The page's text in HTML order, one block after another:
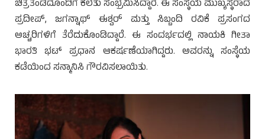
ಚಿತ್ರತಂಡದೊಂದಿಗೆ ಕಲೆತು ಸಂಭ್ರಮಿಸಿದ್ದಾರೆ. ಈ ಸಂಸ್ಥೆಯ ಮುಖ್ಯಸ್ಥರಾದ
ಪ್ರದೀಪ್, ಜಗನ್ನಾಥ್ ಈಶ್ವರ್ ಮತ್ತು ಸಿಬ್ಬಂದಿ ರವಿಕೆ ಪ್ರಸಂಗದ
ಅಚ್ಚರಿಗಳಿಗೆ ತೆರೆದುಕೊಂಡಿದ್ದಾರೆ. ಈ ಸಂದರ್ಭದಲ್ಲಿ ನಾಯಕಿ ಗೀತಾ
ಭಾರತಿ ಭಟ್ ಪ್ರಧಾನ ಆಕರ್ಷಣೆಯಾಗಿದ್ದರು. ಅವರನ್ನು ಸಂಸ್ಥೆಯ
ಕಡೆಯಿಂದ ಸನ್ಮಾನಿಸಿ ಗೌರವಿಸಲಾಯಿತು.